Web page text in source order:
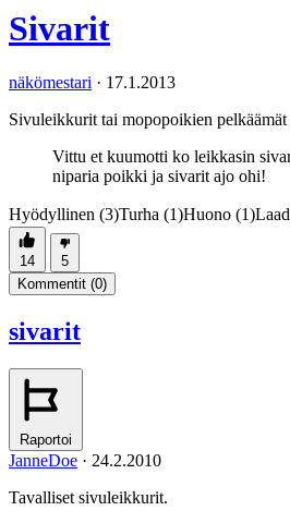
Sivarit
näkömestari · 17.1.2013
Sivuleikkurit tai mopopoikien
Vittu et kuumotti ko leikkasin
niparia poikki ja sivarit ajo ohi!
Hyödyllinen (3)Turha (1)Huono (1)
14
5
Kommentit (0)
sivarit
Raportoi
JanneDoe · 24.2.2010
Tavalliset sivuleikkurit.